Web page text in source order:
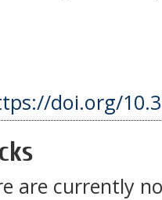
doi.org/
are currently